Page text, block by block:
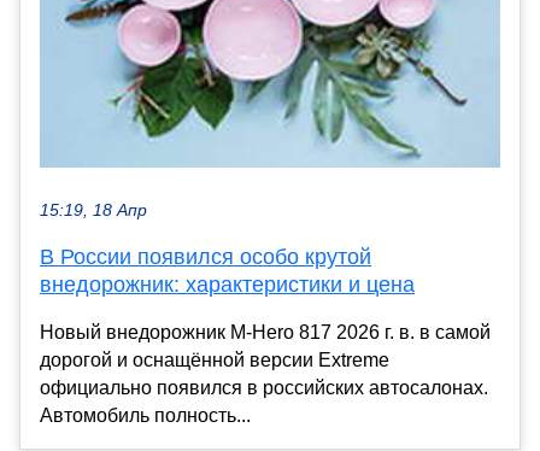
15:19, 18 Апр
В России появился особо крутой
внедорожник: характеристики и цена
Новый внедорожник M-Hero 817 2026 г. в. в самой
дорогой и оснащённой версии Extreme
официально появился в российских автосалонах.
Автомобиль полность...